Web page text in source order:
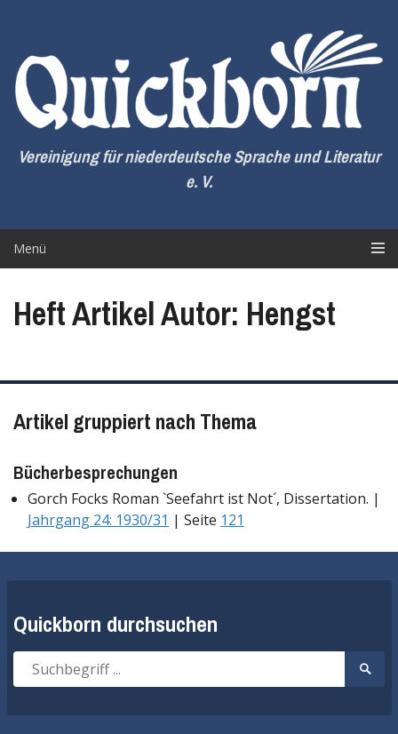
springen
Vereinigung für niederdeutsche Sprache und Literatur
e. V.
Menü
Heft Artikel Autor: Hengst
Artikel gruppiert nach Thema
Bücherbesprechungen
Gorch Focks Roman `Seefahrt ist Not´, Dissertation. |
Jahrgang 24: 1930/31 | Seite 121
Quickborn durchsuchen
Suche
nach:
Suche